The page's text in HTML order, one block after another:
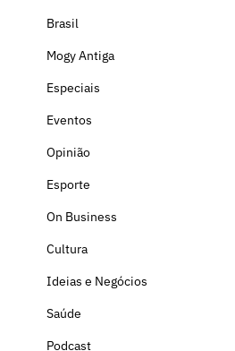
Brasil
Mogy Antiga
Especiais
Eventos
Opinião
Esporte
On Business
Cultura
Ideias e Negócios
Saúde
Podcast